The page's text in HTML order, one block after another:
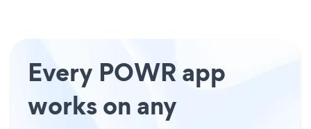
Every POWR app
works on any